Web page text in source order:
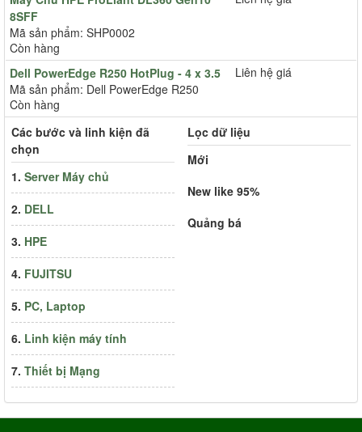
Các bước và linh kiện đã
chọn
1. Server Máy chủ
2. DELL
3. HPE
4. FUJITSU
5. PC, Laptop
6. Linh kiện máy tính
7. Thiết bị Mạng
8SFF
Mã sản phẩm: SHP0002
Còn hàng
Dell PowerEdge R250 HotPlug - 4 x 3.5
Mã sản phẩm: Dell PowerEdge R250
Còn hàng
Liên hệ giá
Lọc dữ liệu
Mới
New like 95%
Quảng bá